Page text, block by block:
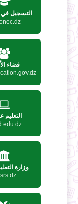
التسجيل في
فضاء
التعليم
وزارة